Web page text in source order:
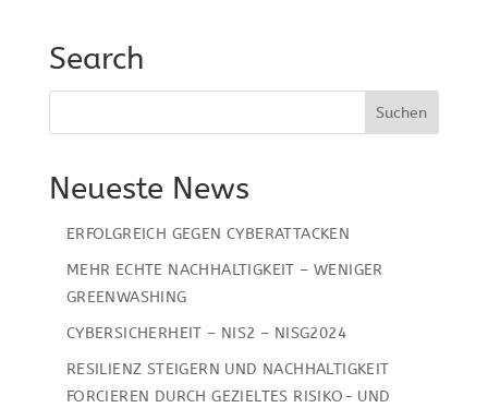
Search
Neueste News
ERFOLGREICH GEGEN CYBERATTACKEN
MEHR ECHTE NACHHALTIGKEIT – WENIGER
GREENWASHING
CYBERSICHERHEIT – NIS2 – NISG2024
RESILIENZ STEIGERN UND NACHHALTIGKEIT
FORCIEREN DURCH GEZIELTES RISIKO- UND